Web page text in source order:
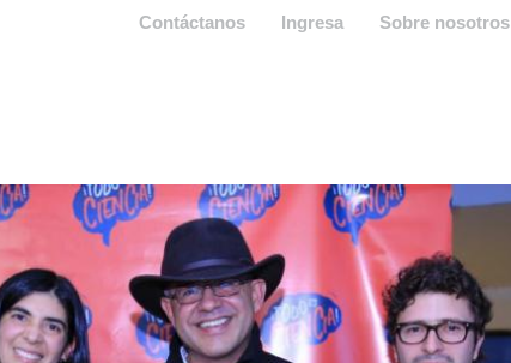
Contáctanos Ingresa Sobre nosotros